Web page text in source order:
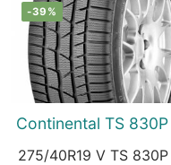
-39%
Continental TS 830P
275/40R19 V TS 830P